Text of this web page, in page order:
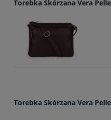
Torebka Skórzana Vera
Torebka Skórzana Vera